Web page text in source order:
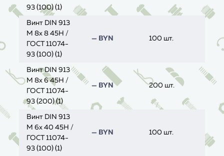
93 (100) (1)
Винт DIN 913
M 8x 8 45H /
ГОСТ 11074-
93 (100) (1)
— BYN 100 шт.
Винт DIN 913
M 8x 6 45H /
ГОСТ 11074-
93 (200) (1)
— BYN 200 шт.
Винт DIN 913
M 6x 40 45H /
ГОСТ 11074-
93 (100) (1)
— BYN 100 шт.